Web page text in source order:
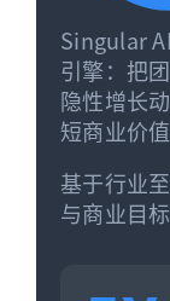
Singular
引擎：把
隐性增长
短商业价
基于行业
与商业目